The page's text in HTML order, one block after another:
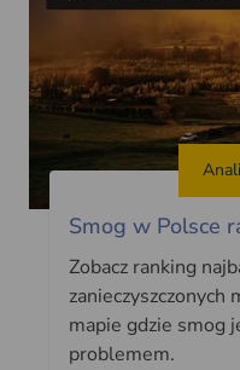
Smog w Polsce
Zobacz ranking
zanieczyszczonych
mapie gdzie smog
problemem.